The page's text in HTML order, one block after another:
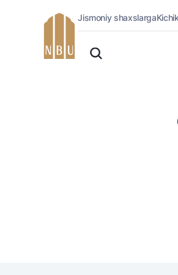
O'zbek
Jismoniy
Shaxsiy
Jismoniy shaxslarga